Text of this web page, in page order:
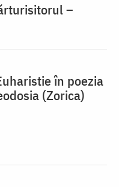
–
în poezia
(Zorica)